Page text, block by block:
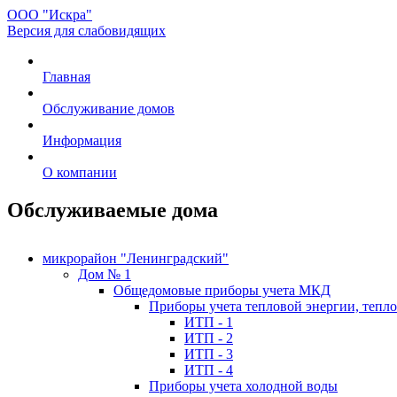
ООО "Искра"
Версия для слабовидящих
Главная
Обслуживание домов
Информация
О компании
Обслуживаемые дома
микрорайон "Ленинградский"
Дом № 1
Общедомовые приборы учета МКД
Приборы учета тепловой энергии,
ИТП - 1
ИТП - 2
ИТП - 3
ИТП - 4
Приборы учета холодной воды